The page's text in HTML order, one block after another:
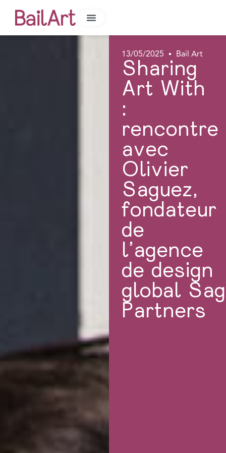
13/05/2025 Bail Art
Sharing
Art With
:
rencontre
avec
Olivier
Saguez,
fondateur
de
l’agence
de design
global
Partners